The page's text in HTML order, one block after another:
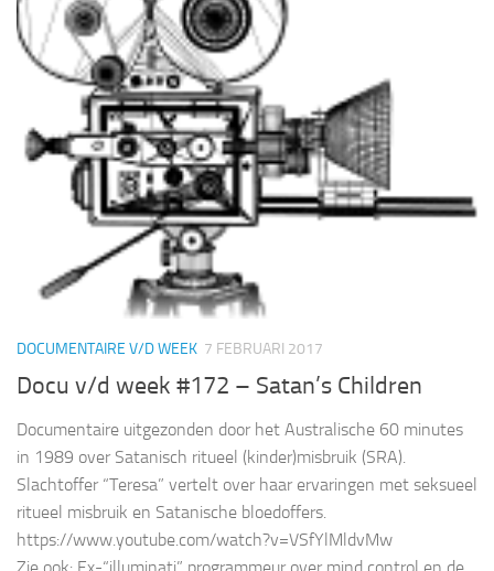
DOCUMENTAIRE V/D WEEK 7 FEBRUARI 2017
Docu v/d week #172 – Satan’s Children
Documentaire uitgezonden door het Australische 60 minutes
in 1989 over Satanisch ritueel (kinder)misbruik (SRA).
Slachtoffer “Teresa” vertelt over haar ervaringen met seksueel
ritueel misbruik en Satanische bloedoffers.
https://www.youtube.com/watch?v=VSfYlMldvMw
Zie ook: Ex-“illuminati” programmeur over mind control en de